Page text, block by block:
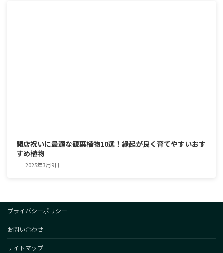
開店祝いに最適な観葉植物10選！縁起が良く育てやすいおす
すめ植物
2025年3月9日
プライバシーポリシー
お問い合わせ
サイトマップ